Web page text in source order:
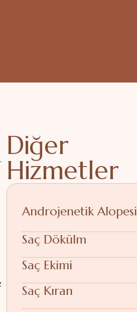
Diğer
Hizmetler
Androjenetik Alopesi
Saç Dökülm
Saç Ekimi
Saç Kıran